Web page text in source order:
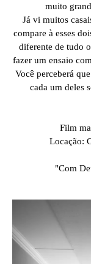
muito
Já vi muitos
compare à esses
diferente de tudo
fazer um ensaio
Você perceberá
cada um deles
Film
Locação:
"Com